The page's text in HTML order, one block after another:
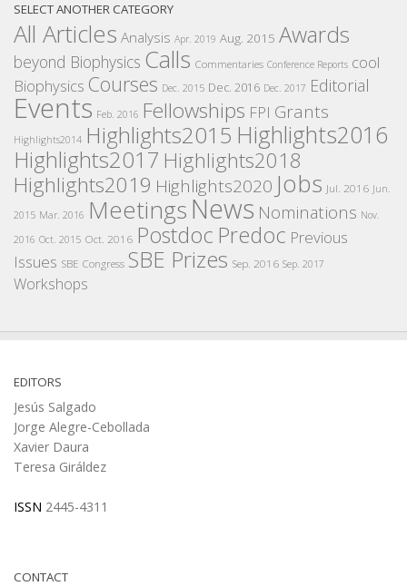
SELECT ANOTHER CATEGORY
All Articles Analysis Apr. 2019 Aug. 2015 Awards
beyond Biophysics Calls Commentaries Conference Reports cool
Biophysics Courses Dec. 2015 Dec. 2016 Dec. 2017 Editorial
Events Feb. 2016 Fellowships FPI Grants
Highlights2014 Highlights2015 Highlights2016
Highlights2017 Highlights2018
Highlights2019 Highlights2020 Jobs Jul. 2016 Jun.
2015 Mar. 2016 MeetingsNews Nominations Nov.
2016 Oct. 2015 Oct. 2016 Postdoc Predoc Previous
Issues SBE Congress SBE Prizes Sep. 2016 Sep. 2017
Workshops
EDITORS
Jesús Salgado
Jorge Alegre-Cebollada
Xavier Daura
Teresa Giráldez
ISSN 2445-4311
CONTACT